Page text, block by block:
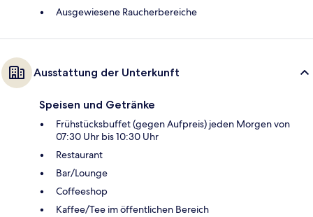
Ausgewiesene Raucherbereiche
Ausstattung der Unterkunft
Speisen und Getränke
Frühstücksbuffet (gegen Aufpreis) jeden Morgen von
07:30 Uhr bis 10:30 Uhr
Restaurant
Bar/Lounge
Coffeeshop
Kaffee/Tee im öffentlichen Bereich